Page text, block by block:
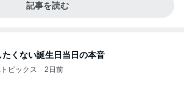
記事を読む
たくない誕生日当日の本音
ピックス 2日前